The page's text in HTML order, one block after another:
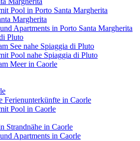
Pool in Porto Santa Margherita
Margherita
Apartments in Porto Santa Margherita
Pluto
See nahe Spiaggia di Pluto
Pool nahe Spiaggia di Pluto
Meer in Caorle
Ferienunterkünfte in Caorle
Pool in Caorle
Strandnähe in Caorle
Apartments in Caorle